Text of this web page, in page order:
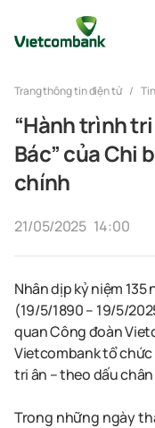
Trang thông tin điện tử
“Hành trình
Bác” của Chi
chính
21/05/2025 14:00
Nhân dịp kỷ niệm
(19/5/1890 – 19/5/
quan Công đoàn
Vietcombank tổ
tri ân – theo dấu
Trong những ngày